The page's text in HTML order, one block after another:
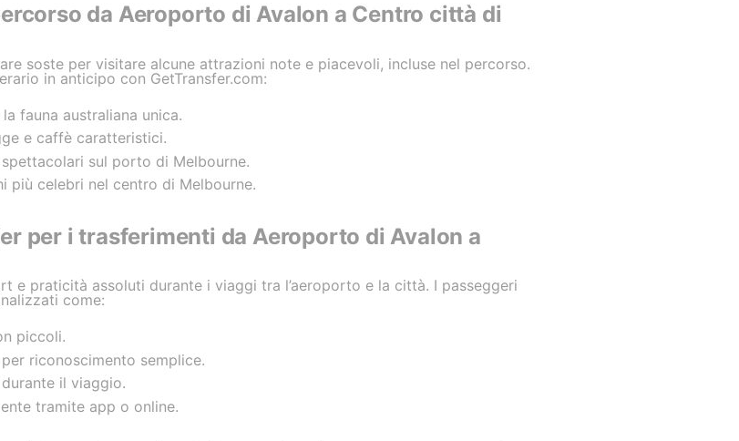
da Aeroporto di Avalon a Centro città di
soste per visitare alcune attrazioni note e piacevoli, incluse nel percorso.
in anticipo con GetTransfer.com:
fauna australiana unica.
e caffè caratteristici.
sul porto di Melbourne.
più celebri nel centro di Melbourne.
per i trasferimenti da Aeroporto di Avalon a
e praticità assoluti durante i viaggi tra l’aeroporto e la città. I passeggeri
come:
piccoli.
riconoscimento semplice.
il viaggio.
tramite app o online.